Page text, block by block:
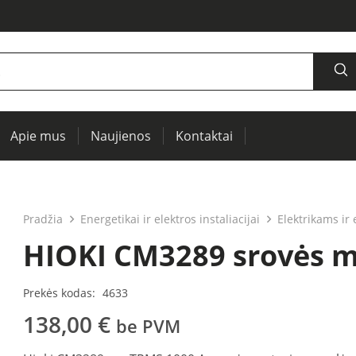
Apie mus Naujienos Kontaktai
Pradžia Energetikai ir elektros instaliacijai Elektrikams ir
HIOKI CM3289 srovės
Prekės kodas: 4633
138,00€ be PVM